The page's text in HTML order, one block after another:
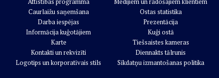
Caurlaižu saņemšana
Darba iespējas
Informācija kuģotājiem
Karte
Kontakti un rekvizīti
Logotips un korporatīvais stils
Ostas statistika
Prezentācija
Kuģi ostā
Tiešsaistes kameras
Diennakts tālrunis
Sīkdatņu izmantošanas politika